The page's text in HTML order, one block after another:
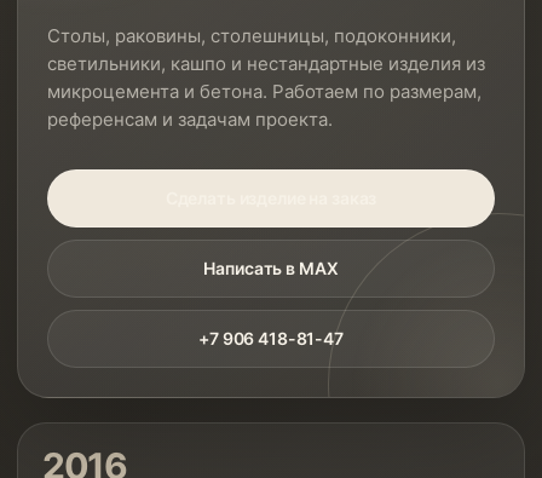
Столы, раковины, столешницы, подоконники,
светильники, кашпо и нестандартные изделия из
микроцемента и бетона. Работаем по размерам,
референсам и задачам проекта.
Написать в MAX
+7 906 418-81-47
2016